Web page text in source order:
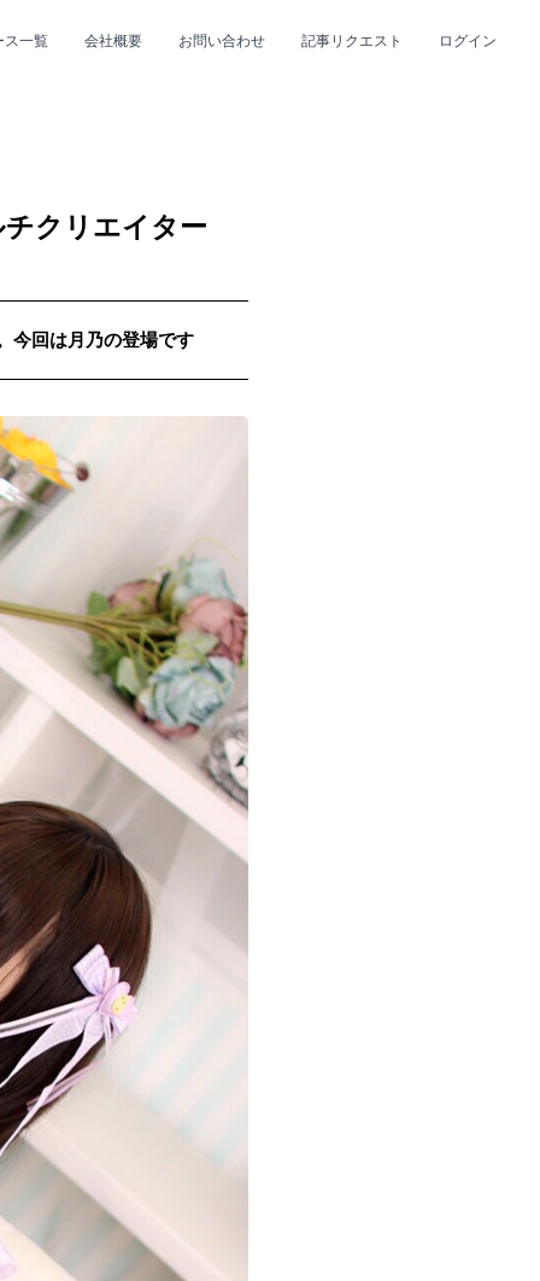
ス一覧 会社概要 お問い合わせ 記事リクエスト ログイン
#R&B/ソウル
クリエイター
今回は月乃の登場です